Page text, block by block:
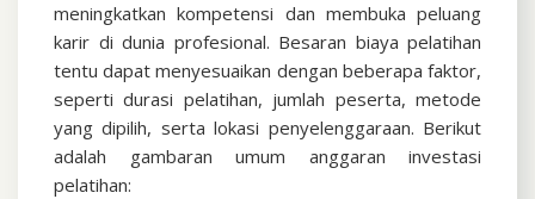
meningkatkan kompetensi dan membuka peluang
karir di dunia profesional. Besaran biaya pelatihan
tentu dapat menyesuaikan dengan beberapa faktor,
seperti durasi pelatihan, jumlah peserta, metode
yang dipilih, serta lokasi penyelenggaraan. Berikut
adalah gambaran umum anggaran investasi
pelatihan: